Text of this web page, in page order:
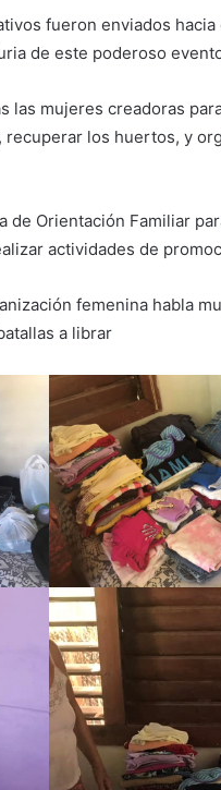
fueron enviados
de este poderoso
las mujeres creadoras
los huertos, y
de Orientación Familiar
actividades de
femenina habla
a librar